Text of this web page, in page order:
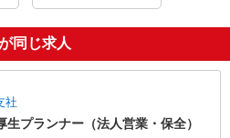
同じ求人
社
生プランナー（法人営業・保全）